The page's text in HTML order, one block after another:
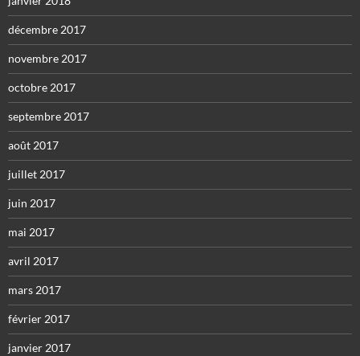
décembre 2017
novembre 2017
octobre 2017
septembre 2017
août 2017
juillet 2017
juin 2017
mai 2017
avril 2017
mars 2017
février 2017
janvier 2017